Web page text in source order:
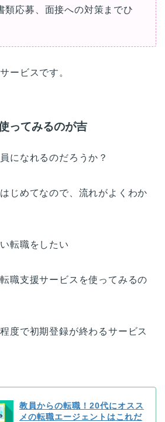
類応募、面接への対策までひ
ービスです。
ってみるのが吉
になれるのだろうか？
じめてなので、流れがよくわか
転職をしたい
職支援サービスを使ってみるの
度で初期登録が終わるサービス
教員からの転職！20代にオスス
メの転職エージェントはこれだ